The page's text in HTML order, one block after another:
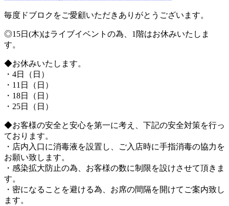
毎度ドブロクをご愛顧いただきありがとうございます。
◎15日(木)はライブイベントの為、1階はお休みいたしま
す。
◆お休みいたします。
・4日（日）
・11日（日）
・18日（日）
・25日（日）
◆お客様の安全と安心を第一に考え、下記の安全対策を行っ
ております。
・店内入口に消毒液を設置し、ご入店時に手指消毒の協力を
お願い致します。
・感染拡大防止の為、お客様の数に制限を設けさせて頂きま
す。
・密になることを避ける為、お席の間隔を開けてご案内致し
ます。